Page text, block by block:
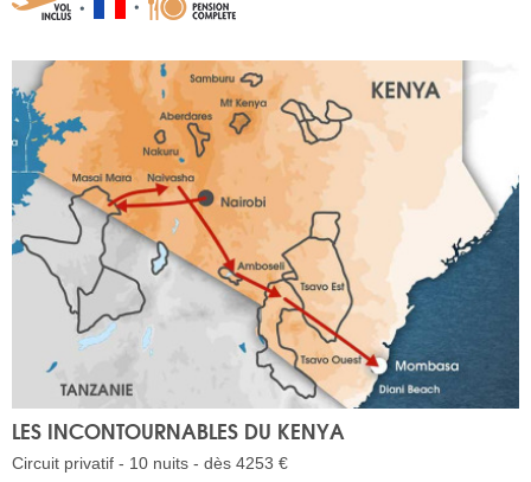
LES INCONTOURNABLES DU KENYA
Circuit privatif - 10 nuits - dès 4253 €